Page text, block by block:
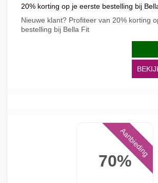
20% korting op je eerste bestelling bij
Nieuwe klant? Profiteer van 20% korting
bestelling bij Bella Fit
70%
Aanbieding